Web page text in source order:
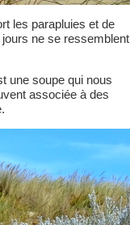
les parapluies et de
ne se ressemblent
une soupe qui nous
associée à des